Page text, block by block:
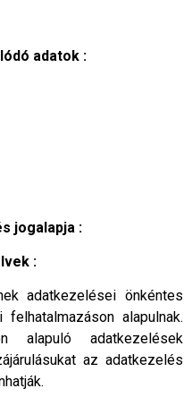
adatok :
jogalapja :
:
adatkezelései önkéntes
alapulnak.
alapuló adatkezelések
az adatkezelés